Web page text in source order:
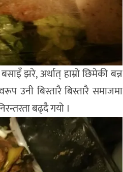
झरे, अर्थात् हाम्रो छिमेकी बन्न
उनी बिस्तारै बिस्तारै समाजमा
बढ्दै गयो ।